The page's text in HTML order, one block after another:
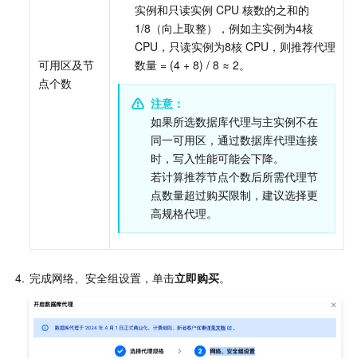
可用区及节
点个数
实例和只读实例 CPU 核数的之和的
1/8（向上取整），例如主实例为4核
CPU，只读实例为8核 CPU，则推荐代理
数量 = (4 + 8) / 8 ≈ 2。
注意：
如果所选数据库代理与主实例不在
同一可用区，通过数据库代理连接
时，写入性能可能会下降。
若计算推荐节点个数后所需代理节
点数量超过购买限制，建议选择更
高规格代理。
4. 完成网络、安全组设置，单击立即购买。